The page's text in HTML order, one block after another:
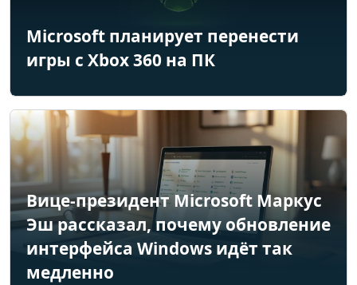
Microsoft планирует перенести
игры с Xbox 360 на ПК
Вице-президент Microsoft Маркус
Эш рассказал, почему обновление
интерфейса Windows идёт так
медленно